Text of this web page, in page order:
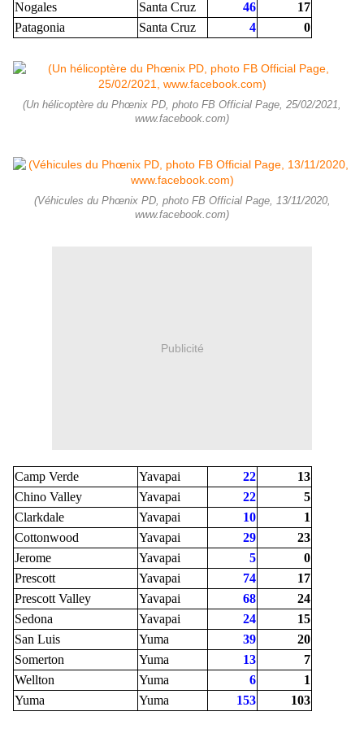
Nogales Santa Cruz 46
17
Patagonia
Santa Cruz 4 0
(Un hélicoptère du Phœnix PD, photo FB Official Page, 25/02/2021,
www.facebook.com)
(Véhicules du Phœnix PD, photo FB Official Page, 13/11/2020,
www.facebook.com)
Publicité
Camp Verde Yavapai 22
13
Chino Valley
Yavapai 22
5
Clarkdale
Yavapai 10
1
Cottonwood
Yavapai 29
23
Jerome
Yavapai 5
0
Prescott
Yavapai 74
17
Prescott Valley
Yavapai 68
24
Sedona
Yavapai 24
15
San Luis
Yuma 39
20
Somerton
Yuma 13
7
Wellton
Yuma 6
1
Yuma
Yuma 153 103